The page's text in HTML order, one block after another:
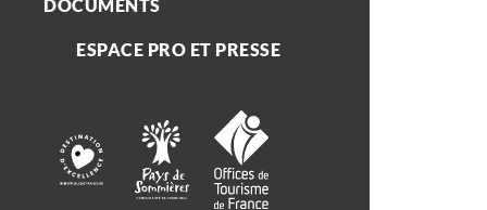
DOCUMENTS
ESPACE PRO ET PRESSE